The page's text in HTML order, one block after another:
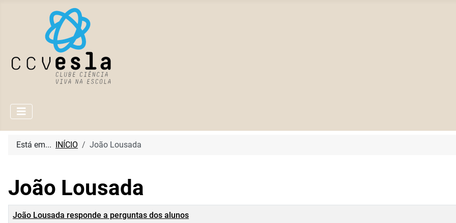
Está em... INÍCIO João Lousada
João Lousada
Título
João Lousada responde a perguntas dos alunos